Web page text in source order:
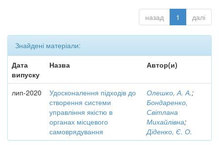
назад 1 далі
Знайдені матеріали:
Дата
випуску
Назва Автор(и)
лип-2020
Удосконалення підходів до
створення системи
управління якістю в
органах місцевого
самоврядування
Олешко, А. А.;
Бондаренко,
Світлана
Михайлівна;
Діденко, Є. О.